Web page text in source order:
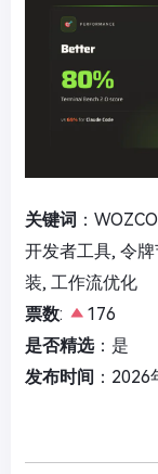
关键词 ：
开发者工具, 令
装, 工作流优化
票数:
176
是否精选：是
发布时间 ：